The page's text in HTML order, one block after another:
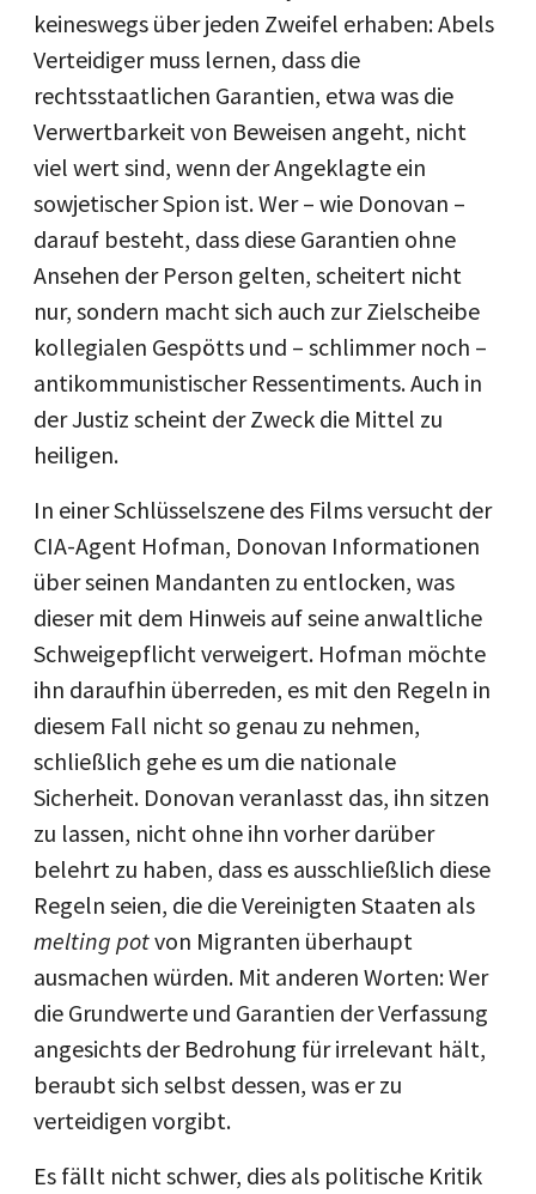
keineswegs über jeden Zweifel erhaben: Abels
Verteidiger muss lernen, dass die
rechtsstaatlichen Garantien, etwa was die
Verwertbarkeit von Beweisen angeht, nicht
viel wert sind, wenn der Angeklagte ein
sowjetischer Spion ist. Wer – wie Donovan –
darauf besteht, dass diese Garantien ohne
Ansehen der Person gelten, scheitert nicht
nur, sondern macht sich auch zur Zielscheibe
kollegialen Gespötts und – schlimmer noch –
antikommunistischer Ressentiments. Auch in
der Justiz scheint der Zweck die Mittel zu
heiligen.
In einer Schlüsselszene des Films versucht der
CIA-Agent Hofman, Donovan Informationen
über seinen Mandanten zu entlocken, was
dieser mit dem Hinweis auf seine anwaltliche
Schweigepflicht verweigert. Hofman möchte
ihn daraufhin überreden, es mit den Regeln in
diesem Fall nicht so genau zu nehmen,
schließlich gehe es um die nationale
Sicherheit. Donovan veranlasst das, ihn sitzen
zu lassen, nicht ohne ihn vorher darüber
belehrt zu haben, dass es ausschließlich diese
Regeln seien, die die Vereinigten Staaten als
melting potvon Migranten überhaupt
ausmachen würden. Mit anderen Worten: Wer
die Grundwerte und Garantien der Verfassung
angesichts der Bedrohung für irrelevant hält,
beraubt sich selbst dessen, was er zu
verteidigen vorgibt.
Es fällt nicht schwer, dies als politische Kritik